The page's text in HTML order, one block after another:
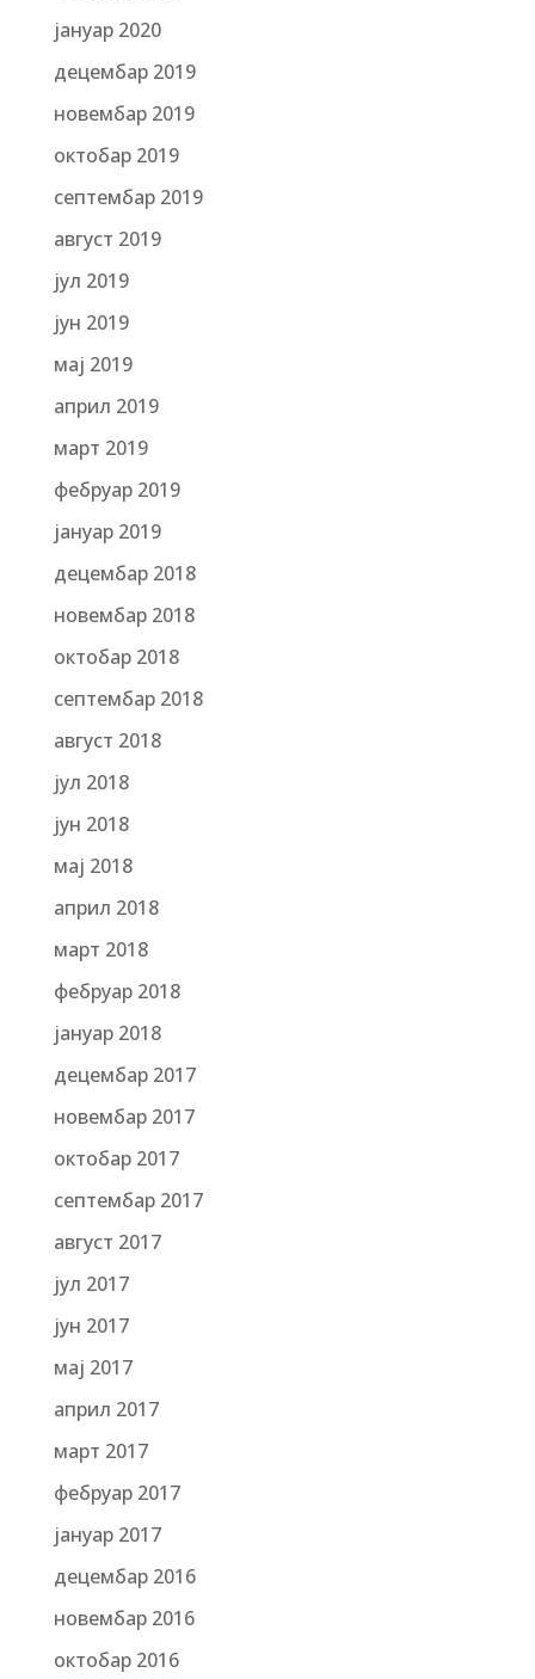
јануар 2020
децембар 2019
новембар 2019
октобар 2019
септембар 2019
август 2019
јул 2019
јун 2019
мај 2019
април 2019
март 2019
фебруар 2019
јануар 2019
децембар 2018
новембар 2018
октобар 2018
септембар 2018
август 2018
јул 2018
јун 2018
мај 2018
април 2018
март 2018
фебруар 2018
јануар 2018
децембар 2017
новембар 2017
октобар 2017
септембар 2017
август 2017
јул 2017
јун 2017
мај 2017
април 2017
март 2017
фебруар 2017
јануар 2017
децембар 2016
новембар 2016
октобар 2016